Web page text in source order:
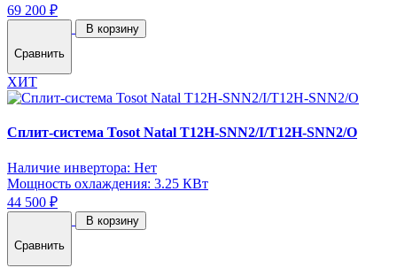
69 200 ₽
Сравнить
В корзину
ХИТ
Сплит-система Tosot Natal T12H-SNN2/I/T12H-SNN2/O
Наличие инвертора: Нет
Мощность охлаждения: 3.25 КВт
44 500 ₽
Сравнить
В корзину